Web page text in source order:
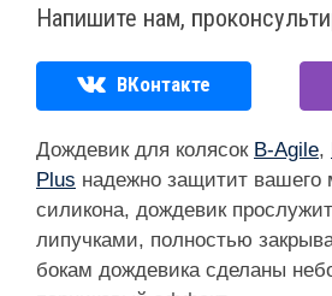
Напишите нам,
ВКонтакте
Дождевик для колясок B-Agile,
Plus надежно защитит
силикона, дождевик
липучками, полностью
бокам дождевика сделаны